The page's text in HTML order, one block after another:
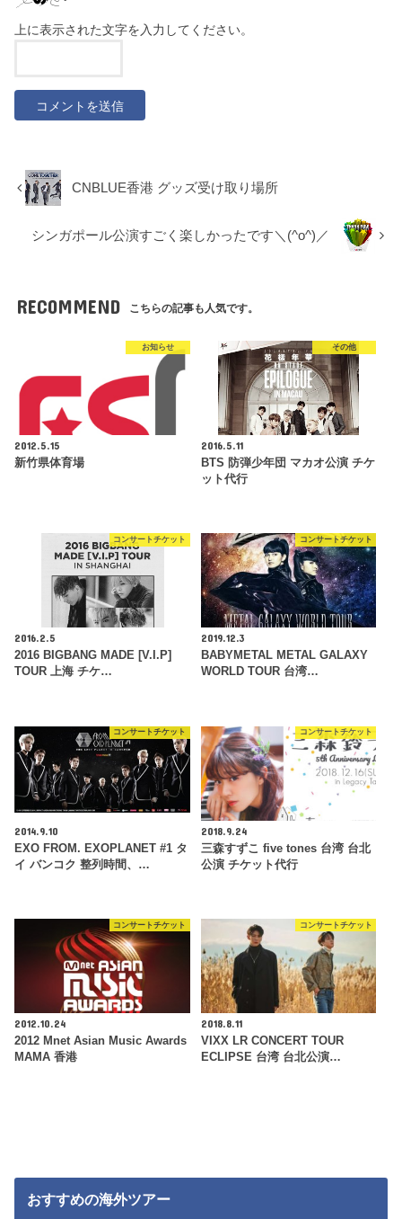
上に表示された文字を入力してください。
CNBLUE香港 グッズ受け取り場所
シンガポール公演すごく楽しかったです＼(^o^)／
RECOMMEND こちらの記事も人気です。
お知らせ
2012.5.15
新竹県体育場
その他
2016.5.11
BTS 防弾少年団 マカオ公演 チケ
ット代行
コンサートチケット
2016.2.5
2016 BIGBANG MADE [V.I.P]
TOUR 上海 チケ…
コンサートチケット
2019.12.3
BABYMETAL METAL GALAXY
WORLD TOUR 台湾…
コンサートチケット
2014.9.10
EXO FROM. EXOPLANET #1 タ
イ バンコク 整列時間、…
コンサートチケット
2018.9.24
三森すずこ five tones 台湾 台北
公演 チケット代行
コンサートチケット
2012.10.24
2012 Mnet Asian Music Awards
MAMA 香港
コンサートチケット
2018.8.11
VIXX LR CONCERT TOUR
ECLIPSE 台湾 台北公演…
おすすめの海外ツアー